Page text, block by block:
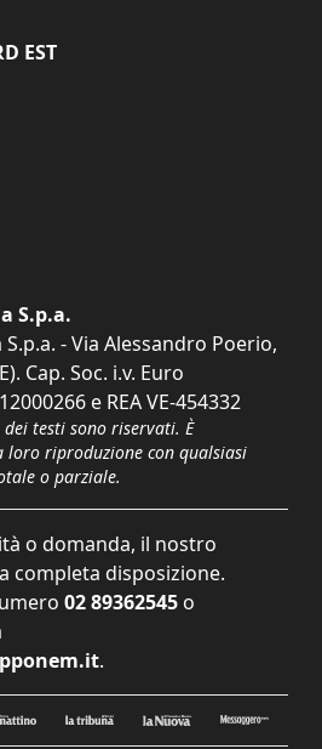
EST
S.p.a.
- Via Alessandro Poerio,
Cap. Soc. i.v. Euro
e REA VE-454332
testi sono riservati. È
loro riproduzione con qualsiasi
o parziale.
o domanda, il nostro
completa disposizione.
02 89362545 o
.